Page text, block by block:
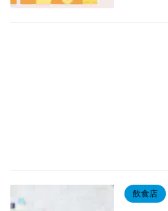
飲食店